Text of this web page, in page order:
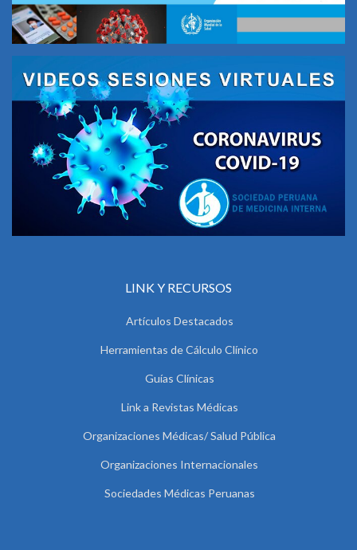
LINK Y RECURSOS
Artículos Destacados
Herramientas de Cálculo Clínico
Guías Clínicas
Link a Revistas Médicas
Organizaciones Médicas/ Salud Pública
Organizaciones Internacionales
Sociedades Médicas Peruanas